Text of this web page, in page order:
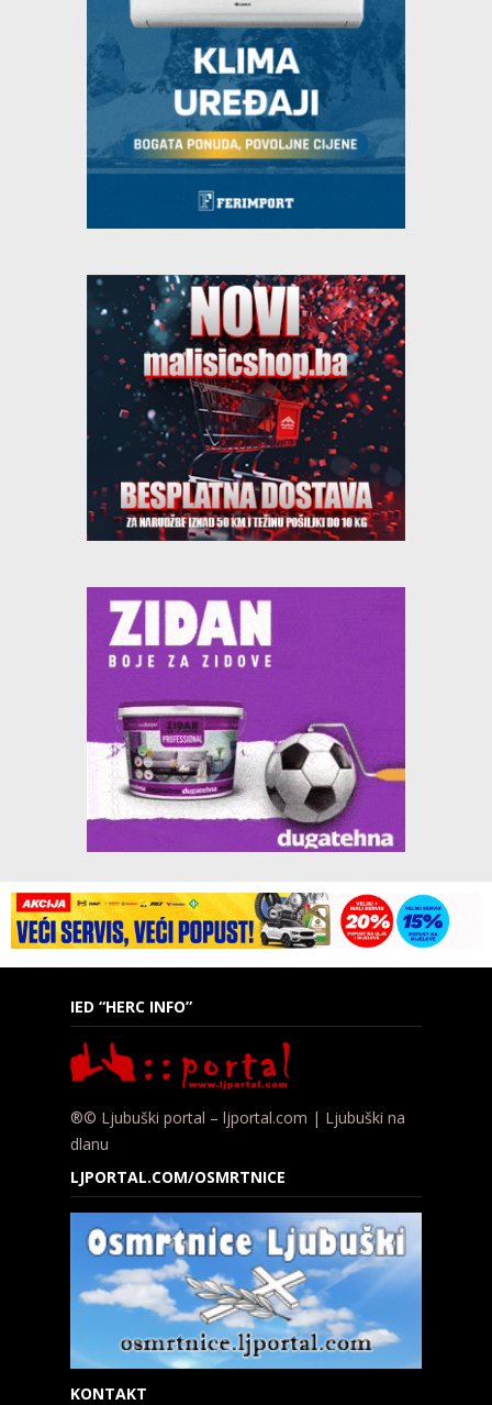
IED “HERC INFO”
®© Ljubuški portal – ljportal.com | Ljubuški na
dlanu
LJPORTAL.COM/OSMRTNICE
KONTAKT